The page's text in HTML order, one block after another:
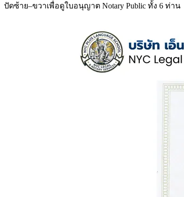
ปัดซ้าย–ขวาเพื่อดูใบอนุญาต Notary Public ทั้ง 6 ท่าน